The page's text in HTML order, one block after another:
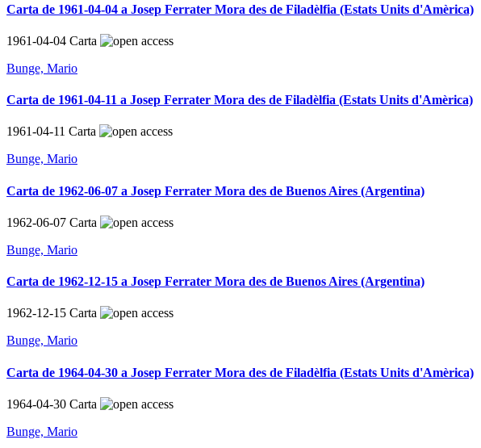
Carta de 1961-04-04 a Josep Ferrater Mora des de Filadèlfia (Estats Units d'Amèrica)
1961-04-04 Carta
Bunge, Mario
Carta de 1961-04-11 a Josep Ferrater Mora des de Filadèlfia (Estats Units d'Amèrica)
1961-04-11 Carta
Bunge, Mario
Carta de 1962-06-07 a Josep Ferrater Mora des de Buenos Aires (Argentina)
1962-06-07 Carta
Bunge, Mario
Carta de 1962-12-15 a Josep Ferrater Mora des de Buenos Aires (Argentina)
1962-12-15 Carta
Bunge, Mario
Carta de 1964-04-30 a Josep Ferrater Mora des de Filadèlfia (Estats Units d'Amèrica)
1964-04-30 Carta
Bunge, Mario